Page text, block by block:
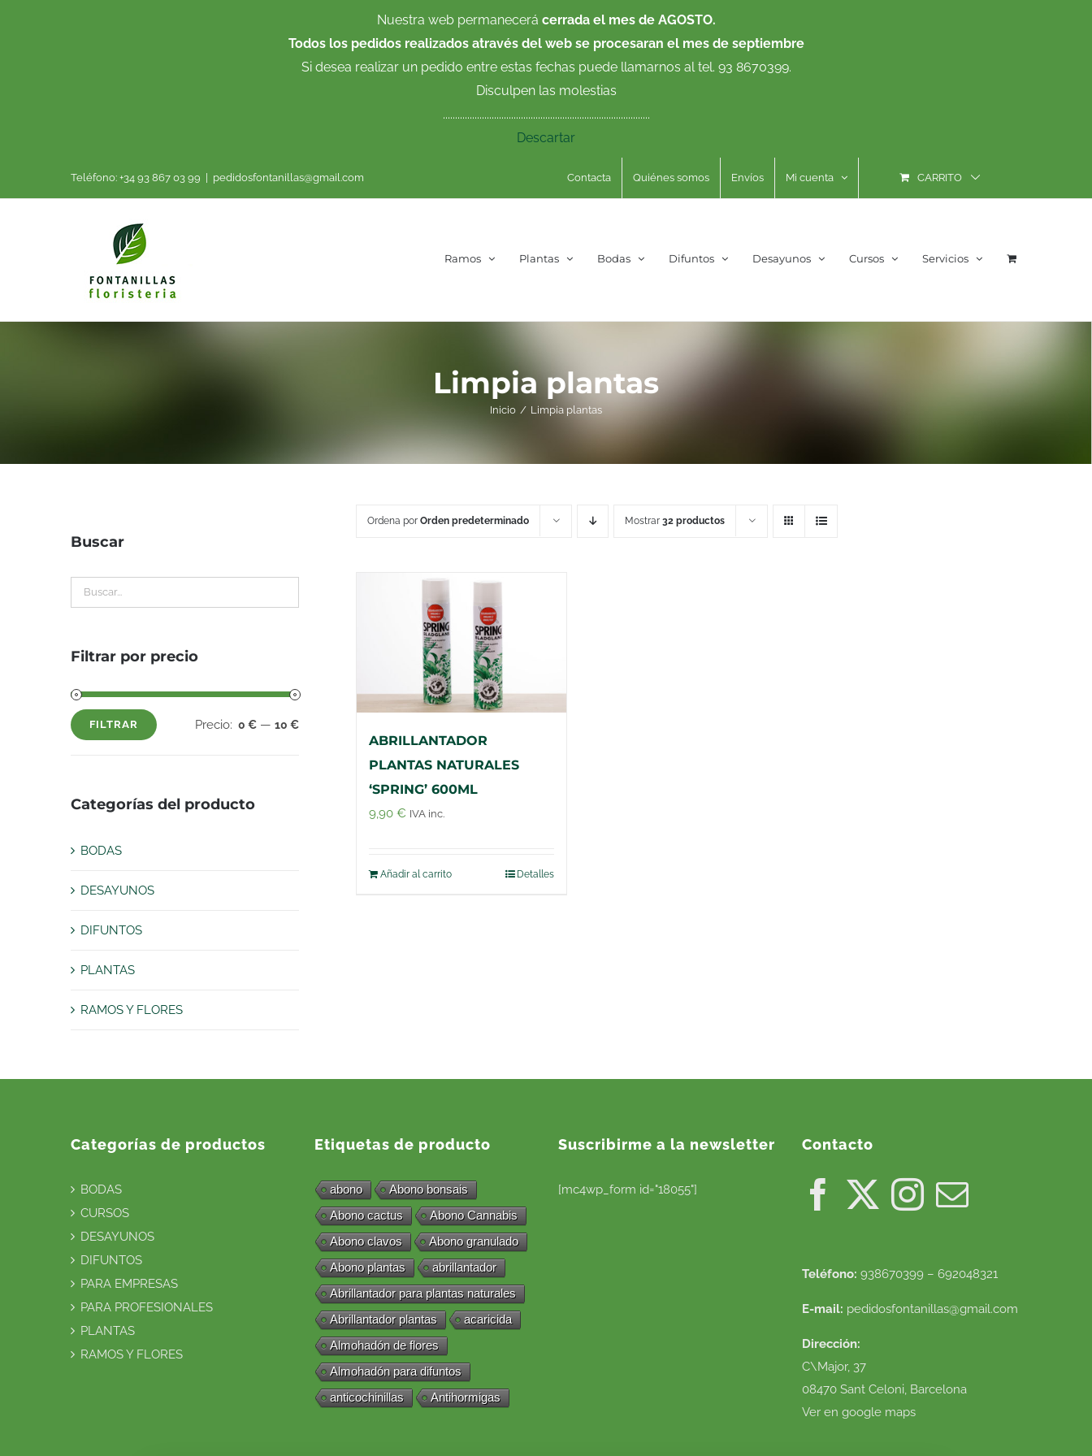
Nuestra web permanecerá cerrada el mes de AGOSTO.
Todos los pedidos realizados através del web se procesaran el mes de septiembre
Si desea realizar un pedido entre estas fechas puede llamarnos al tel. 93 8670399.
Disculpen las molestias
.....................................................................................
Descartar
Teléfono: +34 93 867 03 99 pedidosfontanillas@gmail.com Contacta Quiénes somos Envíos Mi cuenta CARRITO
Ramos Plantas Bodas Difuntos Desayunos Cursos Servicios
Limpia plantas
Inicio Limpia plantas
Ordena por Orden predeterminado Mostrar 32 productos
ABRILLANTADOR
PLANTAS NATURALES
‘SPRING’ 600ML
9,90 € IVA inc.
Añadir al carrito Detalles
Buscar
Filtrar por precio
Precio
Precio
FILTRAR Precio: 0 €— 10 €
Categorías del producto
BODAS
DESAYUNOS
DIFUNTOS
PLANTAS
RAMOS Y FLORES
Categorías de productos
BODAS
CURSOS
DESAYUNOS
DIFUNTOS
PARA EMPRESAS
PARA PROFESIONALES
PLANTAS
RAMOS Y FLORES
Etiquetas de producto
abono
Abono bonsais
Abono cactus
Abono Cannabis
Abono clavos
Abono granulado
Abono plantas
abrillantador
Abrillantador para plantas naturales
Abrillantador plantas
acaricida
Almohadón de flores
Almohadón para difuntos
anticochinillas
Antihormigas
Suscribirme a la newsletter
[mc4wp_form id="18055"]
Contacto
Teléfono: 938670399 – 692048321
E-mail: pedidosfontanillas@gmail.com
Dirección:
C\Major, 37
08470 Sant Celoni, Barcelona
Ver en google maps